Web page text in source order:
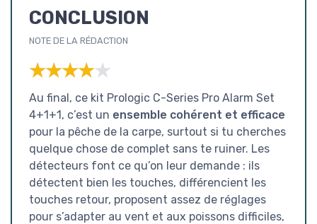
CONCLUSION
NOTE DE LA RÉDACTION
★★★★★
★★★★★
Au final, ce kit Prologic C-Series Pro Alarm Set
4+1+1, c’est un ensemble cohérent et efficace
pour la pêche de la carpe, surtout si tu cherches
quelque chose de complet sans te ruiner. Les
détecteurs font ce qu’on leur demande : ils
détectent bien les touches, différencient les
touches retour, proposent assez de réglages
pour s’adapter au vent et aux poissons difficiles,